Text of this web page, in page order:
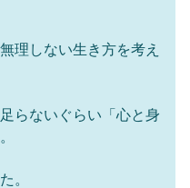
理しない生き方を考え
らないぐらい「心と身
。